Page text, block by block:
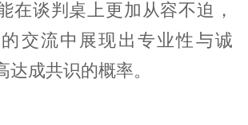
在谈判桌上更加从容不迫，
交流中展现出专业性与诚
达成共识的概率。